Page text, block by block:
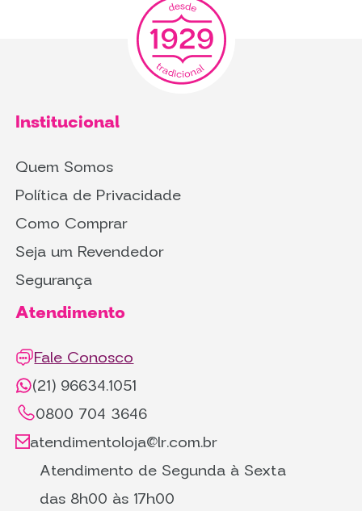
Institucional
Quem Somos
Política de Privacidade
Como Comprar
Seja um Revendedor
Segurança
Atendimento
Fale Conosco
(21) 96634.1051
0800 704 3646
atendimentoloja@lr.com.br
Atendimento de Segunda à Sexta
das 8h00 às 17h00